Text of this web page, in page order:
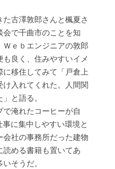
古澤敦郎さんと楓夏さ
で千曲市のことを知
Ｗｅｂエンジニアの敦郎
良く、住みやすいイメ
移住してみて「戸倉上
入れてくれた。人間関
と語る。
淹れたコーヒーが自
に集中しやすい環境と
社の事務所だった建物
読める書籍も置いてあ
そうだ。